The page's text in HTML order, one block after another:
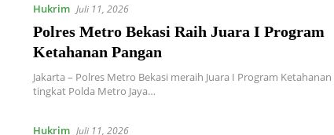
Hukrim Juli 11, 2026
Polres Metro Bekasi Raih Juara I Program
Ketahanan Pangan
Jakarta – Polres Metro Bekasi meraih Juara I Program Ketahanan
tingkat Polda Metro Jaya…
Hukrim Juli 11, 2026